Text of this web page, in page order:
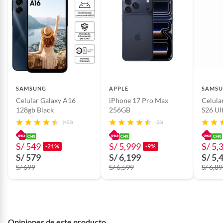
Resolución de
pantalla
FHD+
Modelo
Capacidad de
almacenamiento
128GB
Requiere IMEI Si
SAMSUNG
Celular Galaxy A16
128gb Black
(433)
S/ 549 -21%
S/ 579
S/ 699
APPLE
iPhone 17 Pro Max
256GB
(28)
S/ 5,999 -9%
S/ 6,199
S/ 6,599
S26
S/
S/
S/